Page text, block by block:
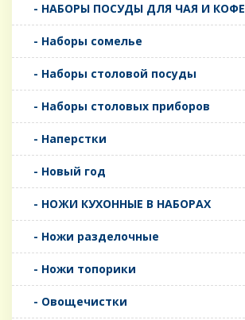
- НАБОРЫ ПОСУДЫ ДЛЯ ЧАЯ И КОФЕ
- Наборы сомелье
- Наборы столовой посуды
- Наборы столовых приборов
- Наперстки
- Новый год
- НОЖИ КУХОННЫЕ В НАБОРАХ
- Ножи разделочные
- Ножи топорики
- Овощечистки